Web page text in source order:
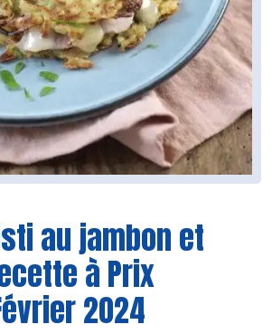
au jambon et
à Prix
2024